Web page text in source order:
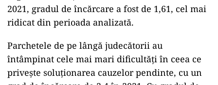
2021, gradul de încărcare a fost de 1,61, cel mai
ridicat din perioada analizată.
Parchetele de pe lângă judecătorii au
întâmpinat cele mai mari dificultăți în ceea ce
privește soluționarea cauzelor pendinte, cu un